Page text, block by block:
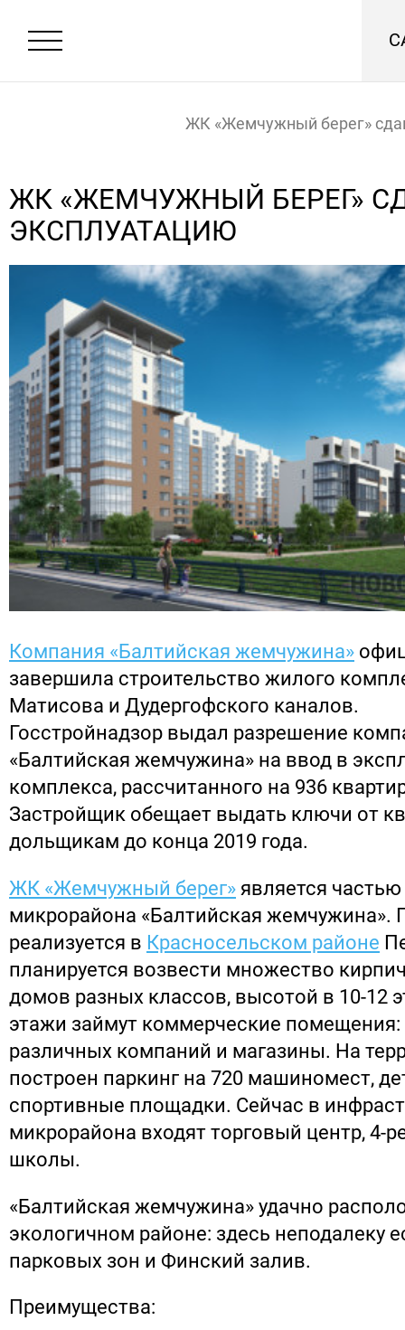
ЖК «Жемчужный берег»
ЖК «ЖЕМЧУЖНЫЙ БЕРЕГ»
ЭКСПЛУАТАЦИЮ
Компания «Балтийская жемчужина»
завершила строительство жилого
Матисова и Дудергофского каналов.
Госстройнадзор выдал разрешение
«Балтийская жемчужина» на ввод в
комплекса, рассчитанного на 936
Застройщик обещает выдать ключи от
дольщикам до конца 2019 года.
ЖК «Жемчужный берег» является
микрорайона «Балтийская жемчужина».
реализуется в Красносельском районе
планируется возвести множество
домов разных классов, высотой в 10-12
этажи займут коммерческие
различных компаний и магазины. На
построен паркинг на 720 машиномест,
спортивные площадки. Сейчас в
микрорайона входят торговый центр, 4-
школы.
«Балтийская жемчужина» удачно
экологичном районе: здесь неподалеку
парковых зон и Финский залив.
Преимущества: